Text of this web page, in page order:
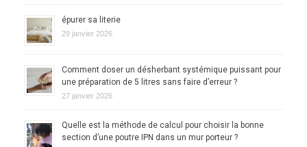
épurer sa literie
29 janvier 2026
Comment doser un désherbant systémique puissant pour
une préparation de 5 litres sans faire d’erreur ?
27 janvier 2026
Quelle est la méthode de calcul pour choisir la bonne
section d’une poutre IPN dans un mur porteur ?